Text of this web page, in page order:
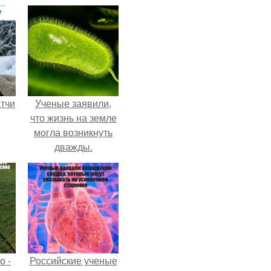
Ученые заявили,
что жизнь на земле
могла возникнуть
дважды.
-
Российские ученые